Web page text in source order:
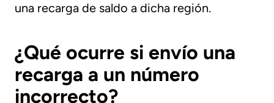
una recarga de saldo a dicha región.
¿Qué ocurre si envío una
recarga a un número
incorrecto?